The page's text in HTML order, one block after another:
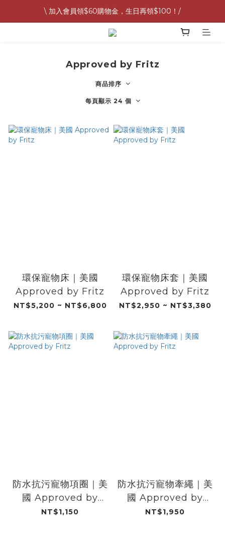
G&W 7月預購按照訂單順序提早出貨中 🚛
\ 加入會員領$60購物金，生日再領$100！/
全館滿 1,500 免運 🚚
Approved by Fritz
商品排序
每頁顯示 24 個
環保寵物床｜美國
Approved by Fritz
NT$5,200 ~ NT$6,800
環保寵物床套｜美國
Approved by Fritz
NT$2,950 ~ NT$3,380
防水抗污寵物項圈｜美
國 Approved by
Fritz
NT$1,150
防水抗污寵物牽繩｜美
國 Approved by
Fritz
NT$1,950